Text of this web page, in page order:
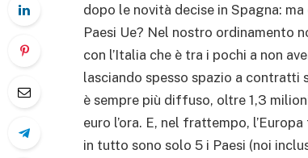
dopo le novità decise in Spagna:
Paesi Ue? Nel nostro ordinamento
con l’Italia che è tra i pochi a non
lasciando spesso spazio a
è sempre più diffuso, oltre 1,3
euro l’ora. E, nel frattempo,
in tutto sono solo 5 i Paesi (noi